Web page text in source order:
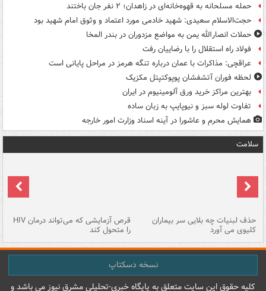
حمله مسلحانه به قهوه‌خانه‌ای در زاهدان؛ ۲ نفر جان باختند
حجت‌الاسلام سعیدی: شهید خادمی مورد اعتماد و وثوق امام شهید بود
حملات انصارالله یمن به مواضع مزدوران در بندر المخا
فولاد راه استقلال را با رضاییان رفت
عراقچی: مذاکرات با عمان درباره تنگه هرمز در مراحل پایانی است
لحظه فوران آتشفشان پوپوکتپتل مکزیک
بهترین مراکز خرید ورق آلومینیوم در ایران
تفاوت لوله سبز و نیوپایپ به زبان ساده
همایش محرم و عاشورا در آینه اسناد وزارت امور خارجه
سلامت
حذف لبنیات چه بلایی سر بیماران
کلیوی می آورد
قرص آزمایشی که می‌تواند درمان HIV
را متحول کند
نسخه دسکتاپ
کليه حقوق اين سايت متعلق به پایگاه خبري-تحليلي مشرق نيوز می باشد و